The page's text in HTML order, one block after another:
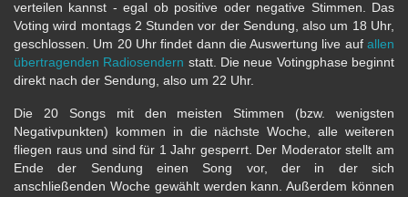
verteilen kannst - egal ob positive oder negative Stimmen. Das
Voting wird montags 2 Stunden vor der Sendung, also um 18 Uhr,
geschlossen. Um 20 Uhr findet dann die Auswertung live auf allen
übertragenden Radiosendern statt. Die neue Votingphase beginnt
direkt nach der Sendung, also um 22 Uhr.
Die 20 Songs mit den meisten Stimmen (bzw. wenigsten
Negativpunkten) kommen in die nächste Woche, alle weiteren
fliegen raus und sind für 1 Jahr gesperrt. Der Moderator stellt am
Ende der Sendung einen Song vor, der in der sich
anschließenden Woche gewählt werden kann. Außerdem können